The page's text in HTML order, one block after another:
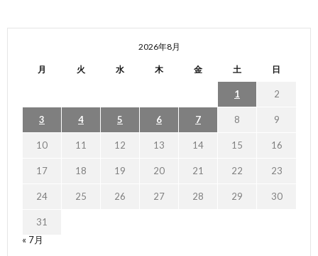
2026年8月
月 火 水 木 金 土 日
1 2
3 4 5 6 7 8 9
10 11 12 13 14 15 16
17 18 19 20 21 22 23
24 25 26 27 28 29 30
31
« 7月